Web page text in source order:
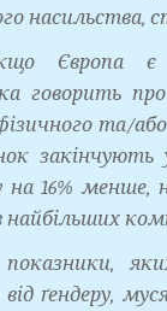
насильства,
Європа
говорить
та/
закінчують
на 16% менше,
найбільших
ґендеру,